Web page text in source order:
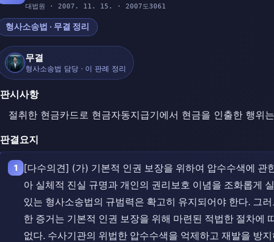
대법원 · 2007. 11. 15. · 2007도3061
형사소송법 · 무결 정리
무결
형사소송법 담당 · 이 판례 정리
판시사항
절취한 현금카드로 현금자동지급기에서 현금을 인출한 행위
판결요지
1
[다수의견] (가) 기본적 인권 보장을 위하여 압수수색에
아 실체적 진실 규명과 개인의 권리보호 이념을 조화롭게
있는 형사소송법의 규범력은 확고히 유지되어야 한다. 그
한 증거는 기본적 인권 보장을 위해 마련된 적법한 절차에
없다. 수사기관의 위법한 압수수색을 억제하고 재발을 방